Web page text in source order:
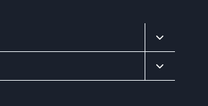
Alternar
menú
hijo
Alternar
menú